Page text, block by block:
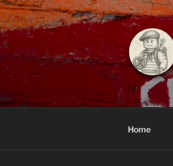
Skip
to
content
Home